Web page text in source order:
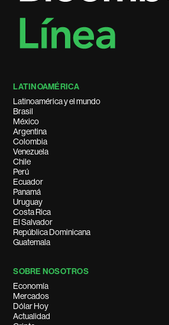
LATINOAMÉRICA
Latinoamérica y el mundo
Brasil
México
Argentina
Colombia
Venezuela
Chile
Perú
Ecuador
Panamá
Uruguay
Costa Rica
El Salvador
República Dominicana
Guatemala
SOBRE NOSOTROS
Economía
Mercados
Dólar Hoy
Actualidad